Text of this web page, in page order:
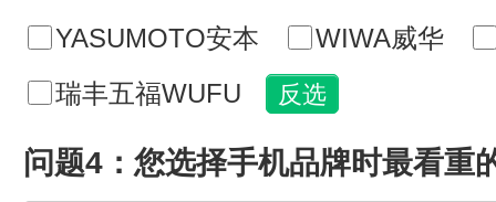
YASUMOTO安本
WIWA威华
瑞丰五福WUFU
问题4：您选择手机品牌时最看重